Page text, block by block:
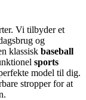
Vi tilbyder et
og
klassisk baseball
sports
model til dig.
stropper for at